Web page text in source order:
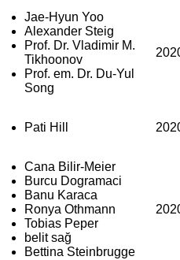
Jae-Hyun Yoo
Alexander Steig
Prof. Dr. Vladimir M.
Tikhoonov
Prof. em. Dr. Du-Yul
Song
Pati Hill
Cana Bilir-Meier
Burcu Dogramaci
Banu Karaca
Ronya Othmann
Tobias Peper
belit sağ
Bettina Steinbrugge